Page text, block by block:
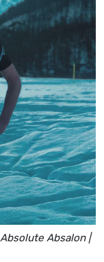
Absalon |